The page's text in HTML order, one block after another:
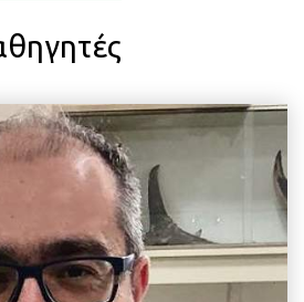
emalandrak@aua.gr